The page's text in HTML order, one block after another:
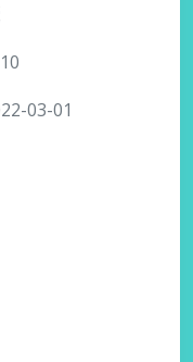
03-01